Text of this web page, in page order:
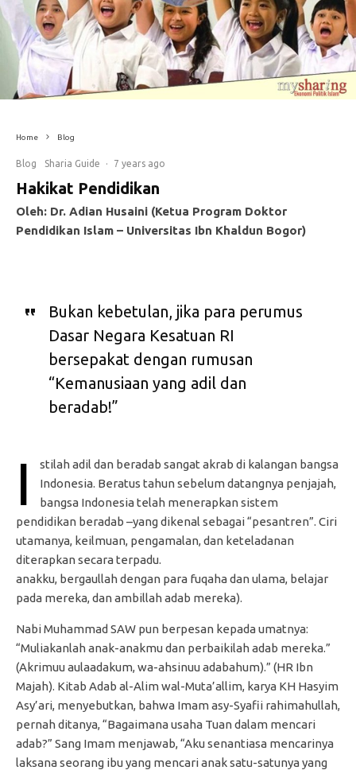
Home Blog
Blog Sharia Guide · 7 years ago
Hakikat Pendidikan
Oleh: Dr. Adian Husaini (Ketua Program Doktor
Pendidikan Islam – Universitas Ibn Khaldun Bogor)
Bukan kebetulan, jika para perumus
Dasar Negara Kesatuan RI
bersepakat dengan rumusan
“Kemanusiaan yang adil dan
beradab!”
I
stilah adil dan beradab sangat akrab di kalangan bangsa
Indonesia. Beratus tahun sebelum datangnya penjajah,
bangsa Indonesia telah menerapkan sistem
pendidikan beradab –yang dikenal sebagai “pesantren”. Ciri
utamanya, keilmuan, pengamalan, dan keteladanan
diterapkan secara terpadu.
anakku, bergaullah dengan para fuqaha dan ulama, belajar
pada mereka, dan ambillah adab mereka).
Nabi Muhammad SAW pun berpesan kepada umatnya:
“Muliakanlah anak-anakmu dan perbaikilah adab mereka.”
(Akrimuu aulaadakum, wa-ahsinuu adabahum).” (HR Ibn
Majah). Kitab Adab al-Alim wal-Muta’allim, karya KH Hasyim
Asy’ari, menyebutkan, bahwa Imam asy-Syafii rahimahullah,
pernah ditanya, “Bagaimana usaha Tuan dalam mencari
adab?” Sang Imam menjawab, “Aku senantiasa mencarinya
laksana seorang ibu yang mencari anak satu-satunya yang